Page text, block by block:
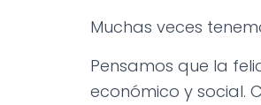
Muchas veces
Pensamos que la
económico y social.